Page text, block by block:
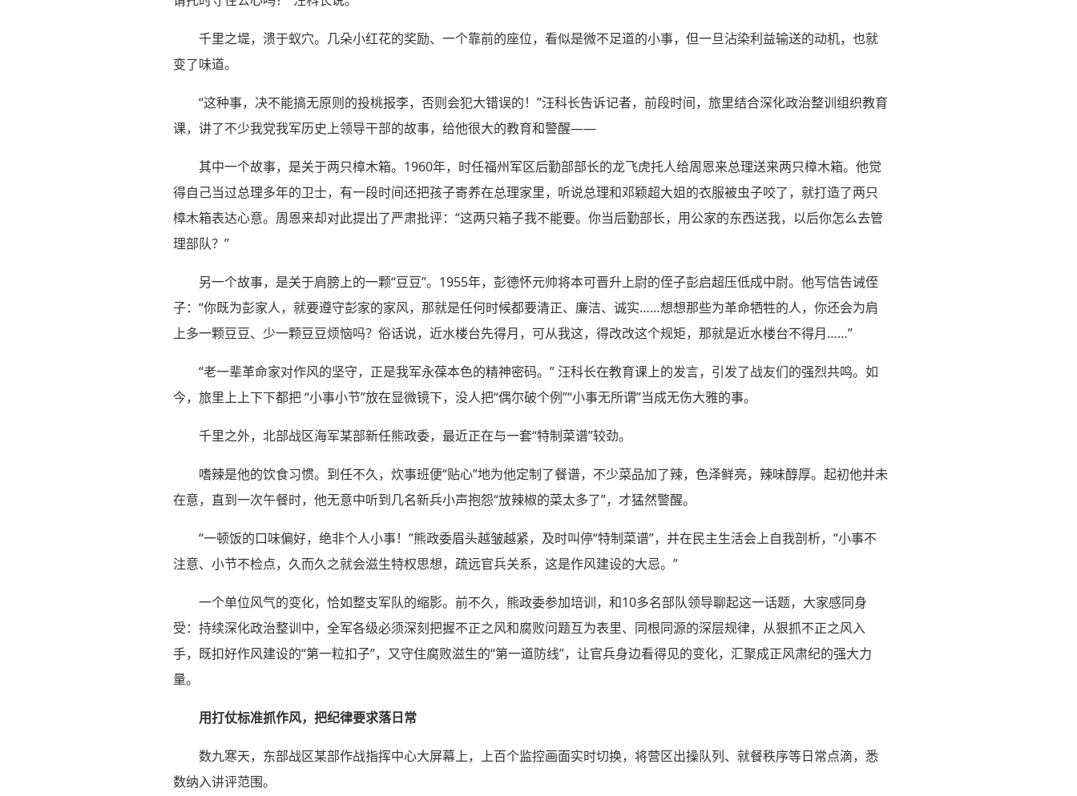
千里之堤，溃于蚁穴。几朵小红花的奖励、一个靠前的座位，看似是微不足道的小事，但一旦沾染利益输送的动机，也就
变了味道。
“这种事，决不能搞无原则的投桃报李，否则会犯大错误的！”汪科长告诉记者，前段时间，旅里结合深化政治整训组织教育
课，讲了不少我党我军历史上领导干部的故事，给他很大的教育和警醒——
其中一个故事，是关于两只樟木箱。1960年，时任福州军区后勤部部长的龙飞虎托人给周恩来总理送来两只樟木箱。他觉
得自己当过总理多年的卫士，有一段时间还把孩子寄养在总理家里，听说总理和邓颖超大姐的衣服被虫子咬了，就打造了两只
樟木箱表达心意。周恩来却对此提出了严肃批评：“这两只箱子我不能要。你当后勤部长，用公家的东西送我，以后你怎么去管
理部队？”
另一个故事，是关于肩膀上的一颗“豆豆”。1955年，彭德怀元帅将本可晋升上尉的侄子彭启超压低成中尉。他写信告诫侄
子：“你既为彭家人，就要遵守彭家的家风，那就是任何时候都要清正、廉洁、诚实……想想那些为革命牺牲的人，你还会为肩
上多一颗豆豆、少一颗豆豆烦恼吗？俗话说，近水楼台先得月，可从我这，得改改这个规矩，那就是近水楼台不得月……”
“老一辈革命家对作风的坚守，正是我军永葆本色的精神密码。” 汪科长在教育课上的发言，引发了战友们的强烈共鸣。如
今，旅里上上下下都把 “小事小节”放在显微镜下，没人把“偶尔破个例”“小事无所谓”当成无伤大雅的事。
千里之外，北部战区海军某部新任熊政委，最近正在与一套“特制菜谱”较劲。
嗜辣是他的饮食习惯。到任不久，炊事班便“贴心”地为他定制了餐谱，不少菜品加了辣，色泽鲜亮，辣味醇厚。起初他并未
在意，直到一次午餐时，他无意中听到几名新兵小声抱怨“放辣椒的菜太多了”，才猛然警醒。
“一顿饭的口味偏好，绝非个人小事！”熊政委眉头越皱越紧，及时叫停“特制菜谱”，并在民主生活会上自我剖析，“小事不
注意、小节不检点，久而久之就会滋生特权思想，疏远官兵关系，这是作风建设的大忌。”
一个单位风气的变化，恰如整支军队的缩影。前不久，熊政委参加培训，和10多名部队领导聊起这一话题，大家感同身
受：持续深化政治整训中，全军各级必须深刻把握不正之风和腐败问题互为表里、同根同源的深层规律，从狠抓不正之风入
手，既扣好作风建设的“第一粒扣子”，又守住腐败滋生的“第一道防线”，让官兵身边看得见的变化，汇聚成正风肃纪的强大力
量。
用打仗标准抓作风，把纪律要求落日常
数九寒天，东部战区某部作战指挥中心大屏幕上，上百个监控画面实时切换，将营区出操队列、就餐秩序等日常点滴，悉
数纳入讲评范围。